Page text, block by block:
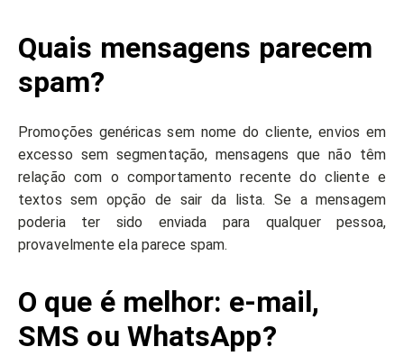
Quais mensagens parecem
spam?
Promoções genéricas sem nome do cliente, envios em
excesso sem segmentação, mensagens que não têm
relação com o comportamento recente do cliente e
textos sem opção de sair da lista. Se a mensagem
poderia ter sido enviada para qualquer pessoa,
provavelmente ela parece spam.
O que é melhor: e-mail,
SMS ou WhatsApp?